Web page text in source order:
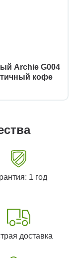
Archie G004
кофе
1 год
доставка